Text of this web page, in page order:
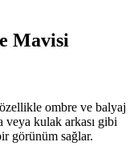
Mavisi
ombre ve balyaj
veya kulak arkası gibi
görünüm sağlar.